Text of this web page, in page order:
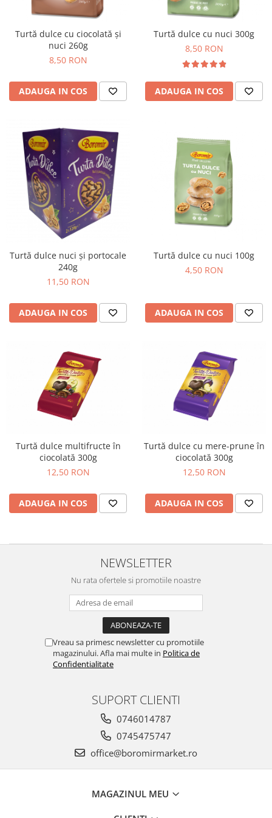
Cozo-Bun
Cozonac cu Unt
Cozonac Royal
Cozonac Duofino
Cozonac Imperial
Ciocolata
Salam de biscuiti
Fursecuri
Creme tartinabile
Prajituri artizanale
Fursecuri cu unt
Chec cu iaurt
Chec Glasat
Prajituri
Prajitura ingerilor
Prajituri Red Collection
Prajituri cu fructe
Prajituri de Craciun
Torturi ambalate
Chec mini
Torti
Foietaje
Turta dulce de Sibiu
Turta dulce cu miere
Croissant cu maia
Paine
Turtă dulce cu ciocolată și
nuci 260g
8,50 RON
ADAUGA IN COS
Turtă dulce cu nuci 300g
8,50 RON
ADAUGA IN COS
Turtă dulce nuci și portocale
240g
11,50 RON
ADAUGA IN COS
Turtă dulce cu nuci 100g
4,50 RON
ADAUGA IN COS
Turtă dulce multifructe în
ciocolată 300g
12,50 RON
ADAUGA IN COS
Turtă dulce cu mere-prune în
ciocolată 300g
12,50 RON
ADAUGA IN COS
NEWSLETTER
Nu rata ofertele si promotiile noastre
Vreau sa primesc newsletter cu promotiile
magazinului. Afla mai multe in Politica de
Confidentialitate
SUPORT CLIENTI
0746014787
0745475747
office@boromirmarket.ro
MAGAZINUL MEU